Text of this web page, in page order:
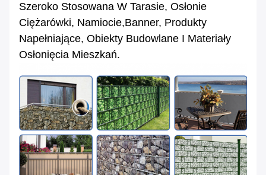
Szeroko Stosowana W Tarasie, Osłonie
Ciężarówki, Namiocie,Banner, Produkty
Napełniające, Obiekty Budowlane I Materiały
Osłonięcia Mieszkań.